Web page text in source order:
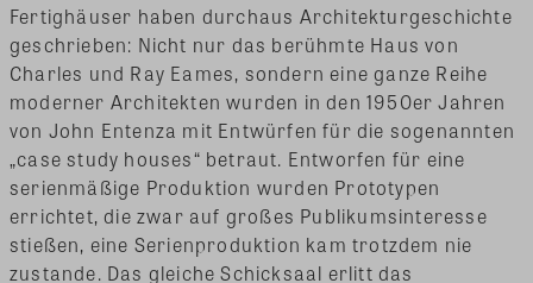
Fertighäuser haben durchaus Architekturgeschichte
geschrieben: Nicht nur das berühmte Haus von
Charles und Ray Eames, sondern eine ganze Reihe
moderner Architekten wurden in den 1950er Jahren
von John Entenza mit Entwürfen für die sogenannten
„case study houses“ betraut. Entworfen für eine
serienmäßige Produktion wurden Prototypen
errichtet, die zwar auf großes Publikumsinteresse
stießen, eine Serienproduktion kam trotzdem nie
zustande. Das gleiche Schicksaal erlitt das